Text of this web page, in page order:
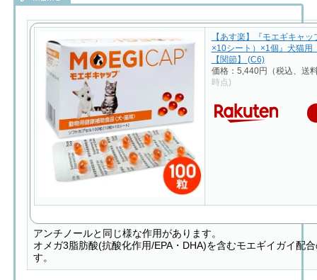
【あす楽】『モエギキャ
×10シート）×1個』犬猫用
【関節】 (C6)
価格：5,440円（税込、送
時点)
アンチノールと同じ様な作用があります。
オメガ3脂肪酸(抗酸化作用/EPA・DHA)を含むモエギイガイ配
す。